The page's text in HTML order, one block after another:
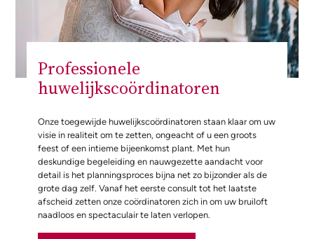
Professionele
huwelijkscoördinatoren
Onze toegewijde huwelijkscoördinatoren staan klaar om uw
visie in realiteit om te zetten, ongeacht of u een groots
feest of een intieme bijeenkomst plant. Met hun
deskundige begeleiding en nauwgezette aandacht voor
detail is het planningsproces bijna net zo bijzonder als de
grote dag zelf. Vanaf het eerste consult tot het laatste
afscheid zetten onze coördinatoren zich in om uw bruiloft
naadloos en spectaculair te laten verlopen.